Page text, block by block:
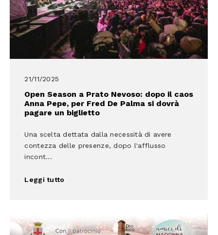
21/11/2025
Open Season a Prato Nevoso: dopo il caos
Anna Pepe, per Fred De Palma si dovrà
pagare un biglietto
Una scelta dettata dalla necessità di avere
contezza delle presenze, dopo l'afflusso
incont...
Leggi tutto